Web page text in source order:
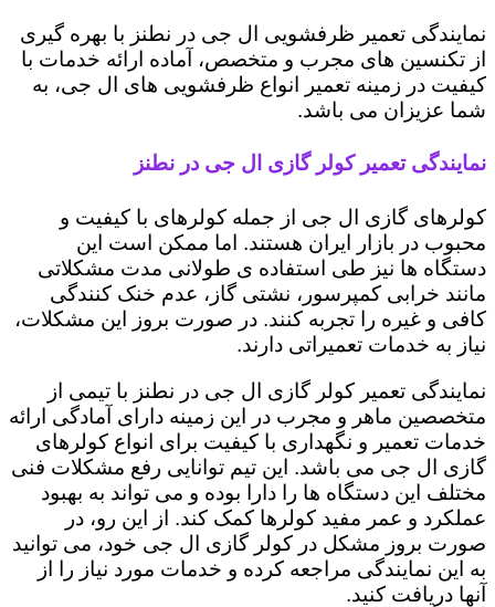
نمایندگی تعمیر ظرفشویی ال جی در نطنز با بهره گیری
از تکنسین های مجرب و متخصص، آماده ارائه خدمات با
کیفیت در زمینه تعمیر انواع ظرفشویی های ال جی، به
شما عزیزان می باشد.
نمایندگی تعمیر کولر گازی ال جی در نطنز
کولرهای گازی ال جی از جمله کولرهای با کیفیت و
محبوب در بازار ایران هستند. اما ممکن است این
دستگاه ها نیز طی استفاده ی طولانی مدت مشکلاتی
مانند خرابی کمپرسور، نشتی گاز، عدم خنک کنندگی
کافی و غیره را تجربه کنند. در صورت بروز این مشکلات،
نیاز به خدمات تعمیراتی دارند.
نمایندگی تعمیر کولر گازی ال جی در نطنز با تیمی از
متخصصین ماهر و مجرب در این زمینه دارای آمادگی ارائه
خدمات تعمیر و نگهداری با کیفیت برای انواع کولرهای
گازی ال جی می باشد. این تیم توانایی رفع مشکلات فنی
مختلف این دستگاه ها را دارا بوده و می تواند به بهبود
عملکرد و عمر مفید کولرها کمک کند. از این رو، در
صورت بروز مشکل در کولر گازی ال جی خود، می توانید
به این نمایندگی مراجعه کرده و خدمات مورد نیاز را از
آنها دریافت کنید.